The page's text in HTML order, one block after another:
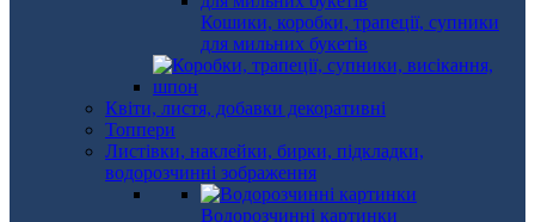
Кошики, коробки, трапеції, супники
для мильних букетів
Квіти, листя, добавки декоративні
Топпери
Листівки, наклейки, бирки, підкладки,
водорозчинні зображення
Водорозчинні картинки